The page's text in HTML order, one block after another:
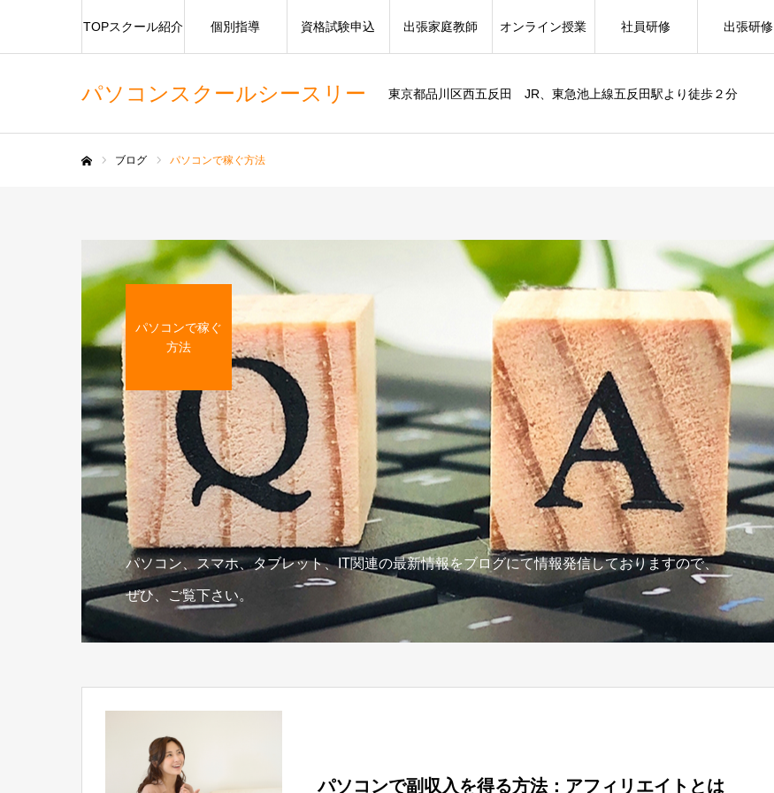
パソコンスクールシースリー 東京都品川区西五反田 JR、東急池上線五反田駅より徒歩２分
TOPスクール紹介 個別指導 資格試験申込 出張家庭教師 オンライン授業 社員研修 出張研修
ブログ パソコンで稼ぐ方法
パソコンで稼ぐ
方法
パソコン、スマホ、タブレット、IT関連の最新情報をブログにて情報発信しておりますので、
ぜひ、ご覧下さい。
パソコンで副収入を得る方法：アフィリエイトとは